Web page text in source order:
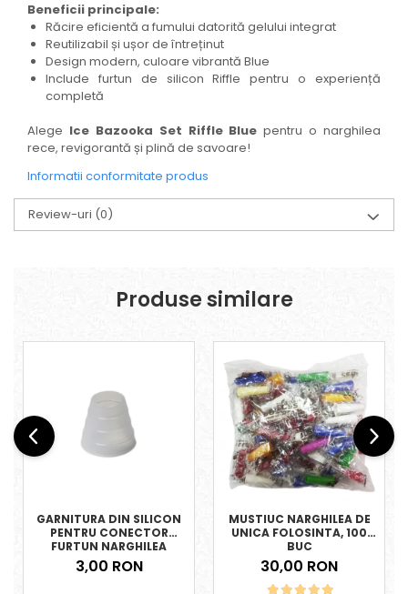
Beneficii principale:
Răcire eficientă a fumului datorită gelului integrat
Reutilizabil și ușor de întreținut
Design modern, culoare vibrantă Blue
Include furtun de silicon Riffle pentru o experiență
completă
Alege Ice Bazooka Set Riffle Blue pentru o narghilea
rece, revigorantă și plină de savoare!
Informatii conformitate produs
Review-uri (0)
Produse similare
GARNITURA DIN SILICON
PENTRU CONECTOR
FURTUN NARGHILEA
3,00 RON
MUSTIUC NARGHILEA DE
UNICA FOLOSINTA, 100
BUC
30,00 RON